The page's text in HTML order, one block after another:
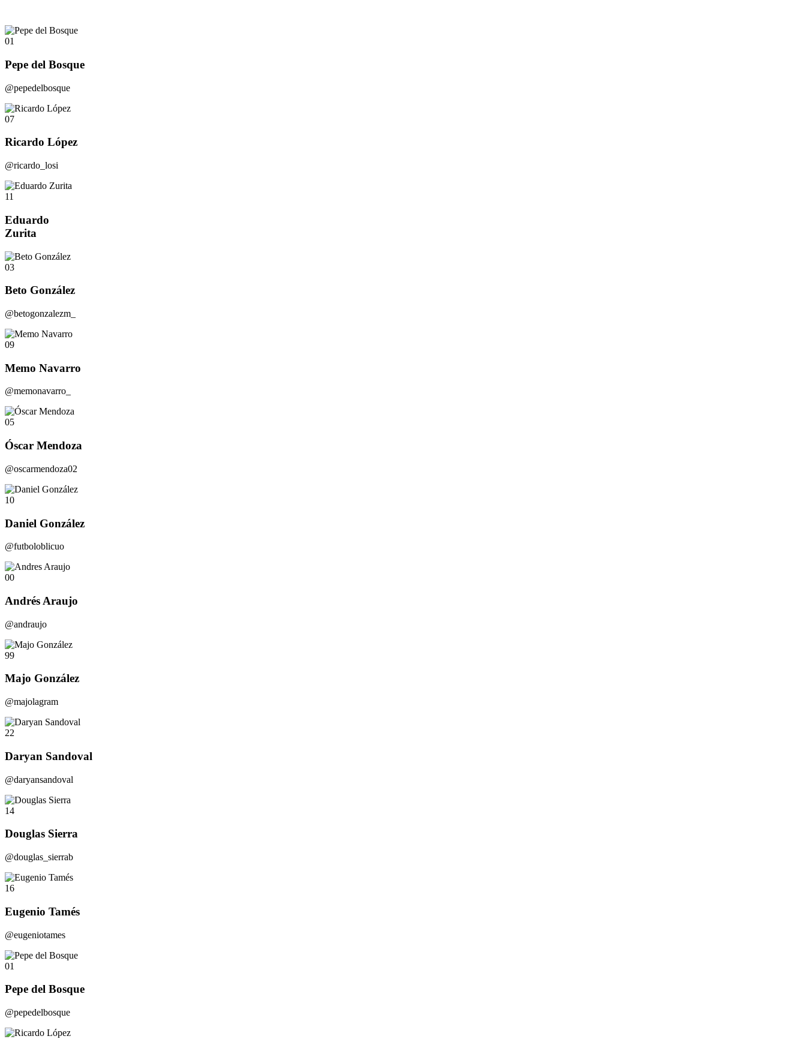
01
Pepe del Bosque
@pepedelbosque
07
Ricardo López
@ricardo_losi
11
Eduardo
Zurita
03
Beto González
@betogonzalezm_
09
Memo Navarro
@memonavarro_
05
Óscar Mendoza
@oscarmendoza02
10
Daniel González
@futboloblicuo
00
Andrés Araujo
@andraujo
99
Majo González
@majolagram
22
Daryan Sandoval
@daryansandoval
14
Douglas Sierra
@douglas_sierrab
16
Eugenio Tamés
@eugeniotames
01
Pepe del Bosque
@pepedelbosque